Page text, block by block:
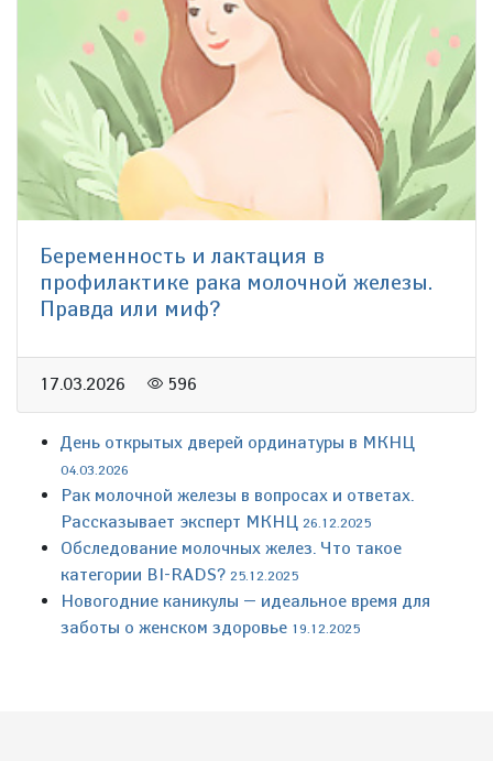
Беременность и лактация в
профилактике рака молочной железы.
Правда или миф?
17.03.2026 596
День открытых дверей ординатуры в МКНЦ
04.03.2026
Рак молочной железы в вопросах и ответах.
Рассказывает эксперт МКНЦ 26.12.2025
Обследование молочных желез. Что такое
категории BI-RADS? 25.12.2025
Новогодние каникулы — идеальное время для
заботы о женском здоровье 19.12.2025